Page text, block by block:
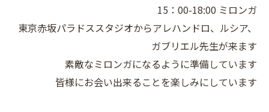
15：00-18:00 ミロンガ
東京赤坂パラドススタジオからアレハンドロ、ルシア、
ガブリエル先生が来ます
素敵なミロンガになるように準備しています
皆様にお会い出来ることを楽しみにしています